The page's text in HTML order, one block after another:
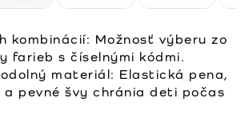
kombinácií: Možnosť výberu zo
farieb s číselnými kódmi.
materiál: Elastická pena,
pevné švy chránia deti počas